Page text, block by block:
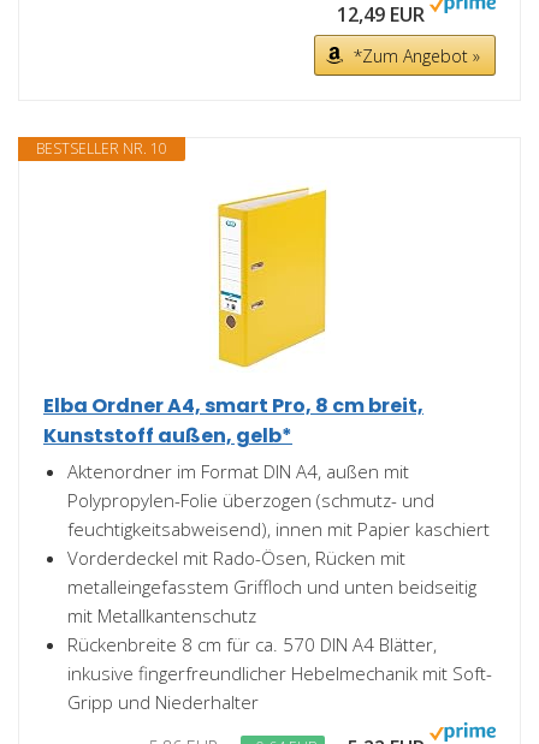
12,49 EUR
*Zum Angebot »
BESTSELLER NR. 10
Elba Ordner A4, smart Pro, 8 cm breit,
Kunststoff außen, gelb*
Aktenordner im Format DIN A4, außen mit
Polypropylen-Folie überzogen (schmutz- und
feuchtigkeitsabweisend), innen mit Papier kaschiert
Vorderdeckel mit Rado-Ösen, Rücken mit
metalleingefasstem Griffloch und unten beidseitig
mit Metallkantenschutz
Rückenbreite 8 cm für ca. 570 DIN A4 Blätter,
inkusive fingerfreundlicher Hebelmechanik mit Soft-
Gripp und Niederhalter